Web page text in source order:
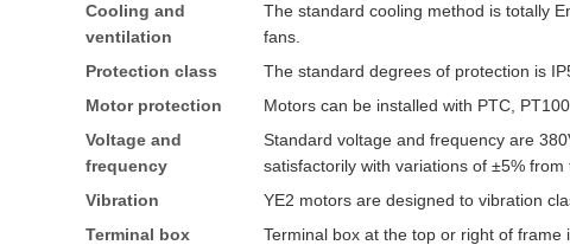
Cooling and
ventilation
The standard cooling method is totally
fans.
Protection class
The standard degrees of protection is
Motor protection
Motors can be installed with PTC,
Voltage and
frequency
Standard voltage and frequency are
satisfactorily with variations of ±5% from
Vibration
YE2 motors are designed to vibration
Terminal box
Terminal box at the top or right of frame